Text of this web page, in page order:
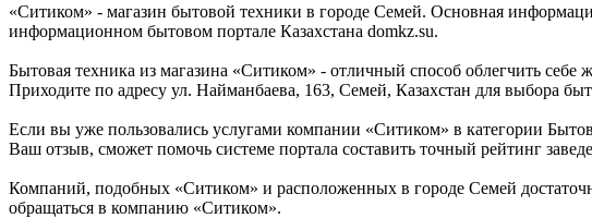
«Ситиком» - магазин бытовой техники в городе Семей. Основная
информационном бытовом портале Казахстана domkz.su.
Бытовая техника из магазина «Ситиком» - отличный способ облегчить
Приходите по адресу ул. Найманбаева, 163, Семей, Казахстан для выбора
Если вы уже пользовались услугами компании «Ситиком» в категории
Ваш отзыв, сможет помочь системе портала составить точный рейтинг
Компаний, подобных «Ситиком» и расположенных в городе Семей
обращаться в компанию «Ситиком».